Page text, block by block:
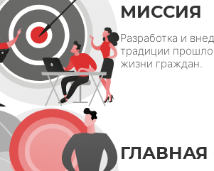
МИССИЯ
Разработка и
традиции
жизни граждан.
ГЛАВНАЯ